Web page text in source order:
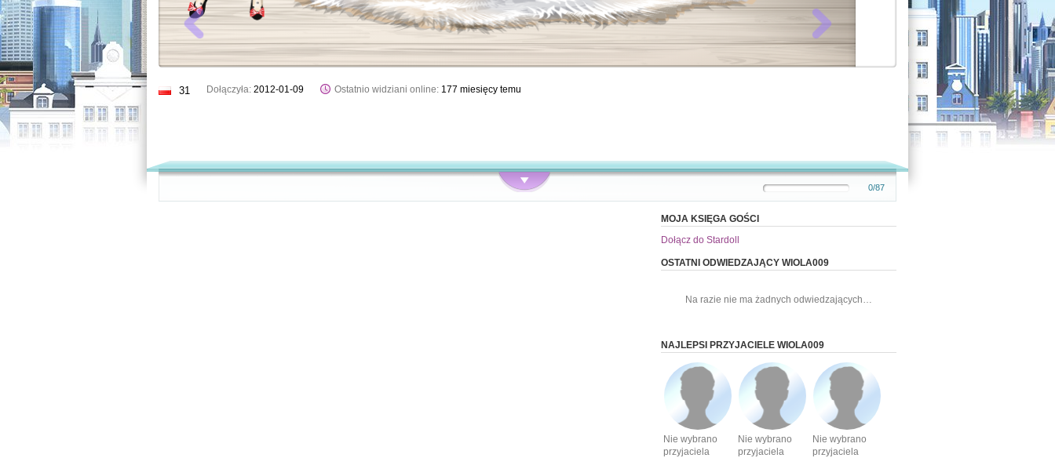
31 Dołączyła: 2012-01-09 Ostatnio widziani online: 177 miesięcy temu
0/87
MOJA KSIĘGA GOŚCI
Dołącz do Stardoll
OSTATNI ODWIEDZAJĄCY WIOLA009
Na razie nie ma żadnych odwiedzających…
NAJLEPSI PRZYJACIELE WIOLA009
Nie wybrano
przyjaciela
Nie wybrano
przyjaciela
Nie wybrano
przyjaciela